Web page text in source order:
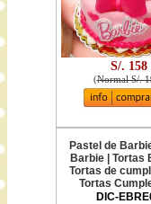
S/. 158
(Normal S/.
Pastel de
Barbie | Tortas
Tortas de
Tortas
DIC-